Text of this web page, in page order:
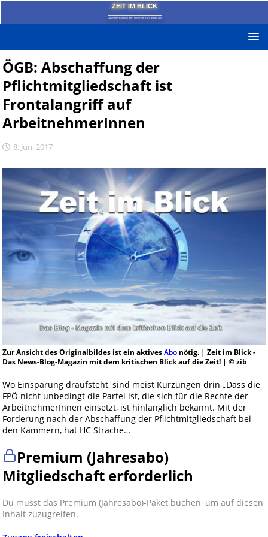
ZEIT IM BLICK
Das News-Blog mit dem kritischen Blick auf die Zeit!
ÖGB: Abschaffung der
Pflichtmitgliedschaft ist
Frontalangriff auf
ArbeitnehmerInnen
8. Juni 2017
Zur Ansicht des Originalbildes ist ein aktivesAbonötig. | Zeit im Blick -
Das News-Blog-Magazin mit dem kritischen Blick auf die Zeit! | © zib
Wo Einsparung draufsteht, sind meist Kürzungen drin „Dass die
FPÖ nicht unbedingt die Partei ist, die sich für die Rechte der
ArbeitnehmerInnen einsetzt, ist hinlänglich bekannt. Mit der
Forderung nach der Abschaffung der Pflichtmitgliedschaft bei
den Kammern, hat HC Strache…
Premium (Jahresabo)
Mitgliedschaft erforderlich
Du musst das Premium (Jahresabo)-Paket buchen, um auf diesen
Inhalt zuzugreifen.